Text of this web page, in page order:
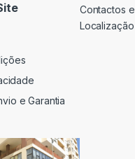
e Garantia
Contactos e
Localização